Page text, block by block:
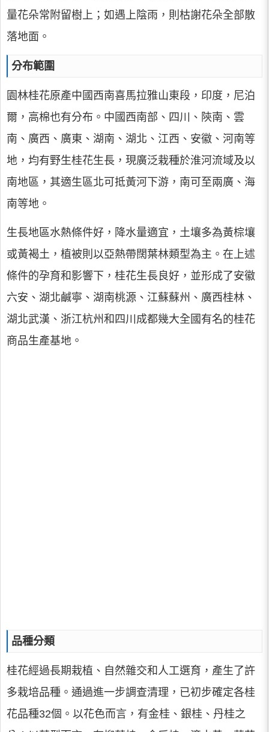
量花朵常附留樹上；如遇上陰雨，則枯謝花朵全部散
落地面。
分布範圍
園林桂花原產中國西南喜馬拉雅山東段，印度，尼泊
爾，高棉也有分布。中國西南部、四川、陝南、雲
南、廣西、廣東、湖南、湖北、江西、安徽、河南等
地，均有野生桂花生長，現廣泛栽種於淮河流域及以
南地區，其適生區北可抵黃河下游，南可至兩廣、海
南等地。
生長地區水熱條件好，降水量適宜，土壤多為黃棕壤
或黃褐土，植被則以亞熱帶闊葉林類型為主。在上述
條件的孕育和影響下，桂花生長良好，並形成了安徽
六安、湖北鹹寧、湖南桃源、江蘇蘇州、廣西桂林、
湖北武漢、浙江杭州和四川成都幾大全國有名的桂花
商品生產基地。
品種分類
桂花經過長期栽植、自然雜交和人工選育，產生了許
多栽培品種。通過進一步調查清理，已初步確定各桂
花品種32個。以花色而言，有金桂、銀桂、丹桂之